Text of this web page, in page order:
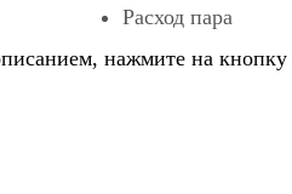
Расход пара
нажмите на кнопку